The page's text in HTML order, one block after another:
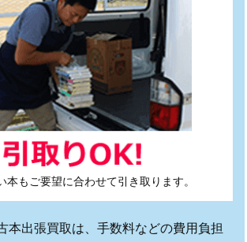
本もご要望に合わせて引き取ります。
本出張買取は、手数料などの費用負担